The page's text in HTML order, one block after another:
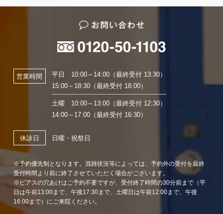
営業時間
平日 10:00～14:00（最終受付 13:30）
15:00～18:30（最終受付 18:00）
土曜 10:00～13:00（最終受付 12:30）
14:00～17:00（最終受付 16:30）
休診日 日曜・祝祭日
※予約優先制となります。混雑状況等によっては、予約外の受付を最終
受付時間より前に終了させていただく場合がございます。
※ピアスの穴あけはご予約不要ですが、受付終了時間の30分前まで（平
日は午前13:00まで、午後17:30まで、土曜日は午前12:00まで、午後
16:00まで）にご来院ください。